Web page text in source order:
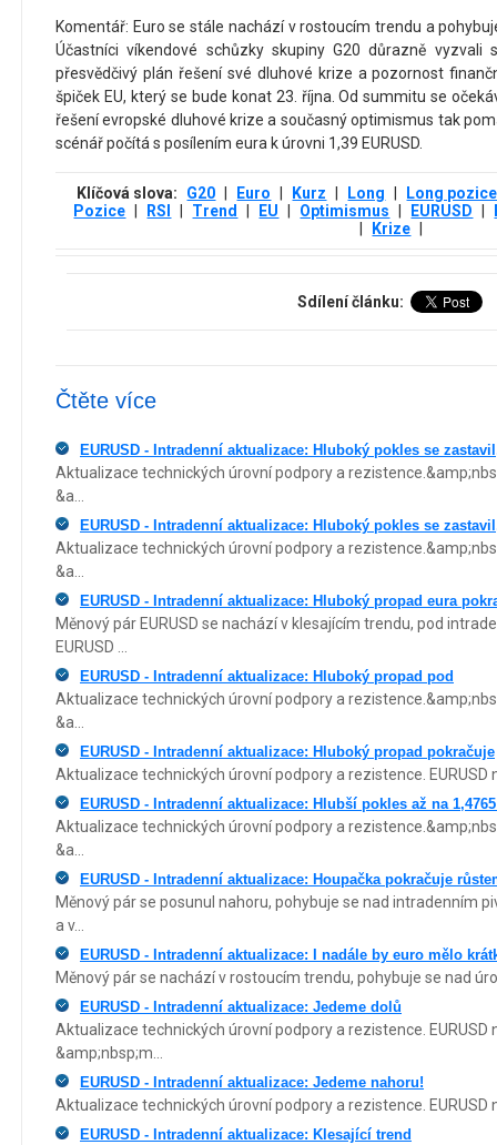
Komentář: Euro se stále nachází v rostoucím trendu a
Účastníci víkendové schůzky skupiny G20 důrazně vyzvali
přesvědčivý plán řešení své dluhové krize a pozornost
špiček EU, který se bude konat 23. října. Od summitu se
řešení evropské dluhové krize a současný optimismus tak
scénář počítá s posílením eura k úrovni 1,39 EURUSD.
Klíčová slova: G20 Euro Kurz Long
Long pozice
Pozice
RSI Trend EU Optimismus EURUSD
Krize
Sdílení článku:
Čtěte více
EURUSD - Intradenní aktualizace: Hluboký pokles se
Aktualizace technických úrovní podpory a
&a...
EURUSD - Intradenní aktualizace: Hluboký pokles se
Aktualizace technických úrovní podpory a
&a...
EURUSD - Intradenní aktualizace: Hluboký propad eura
Měnový pár EURUSD se nachází v klesajícím trendu, pod
EURUSD ...
EURUSD - Intradenní aktualizace: Hluboký propad pod
Aktualizace technických úrovní podpory a
&a...
EURUSD - Intradenní aktualizace: Hluboký propad pokračuje
Aktualizace technických úrovní podpory a rezistence. EURUSD
EURUSD - Intradenní aktualizace: Hlubší pokles až na
Aktualizace technických úrovní podpory a
&a...
EURUSD - Intradenní aktualizace: Houpačka pokračuje
Měnový pár se posunul nahoru, pohybuje se nad intradenním
a v...
EURUSD - Intradenní aktualizace: I nadále by euro mělo
Měnový pár se nachází v rostoucím trendu, pohybuje se nad
EURUSD - Intradenní aktualizace: Jedeme dolů
Aktualizace technických úrovní podpory a rezistence. EURUSD
&amp;nbsp;m...
EURUSD - Intradenní aktualizace: Jedeme nahoru!
Aktualizace technických úrovní podpory a rezistence. EURUSD
EURUSD - Intradenní aktualizace: Klesající trend